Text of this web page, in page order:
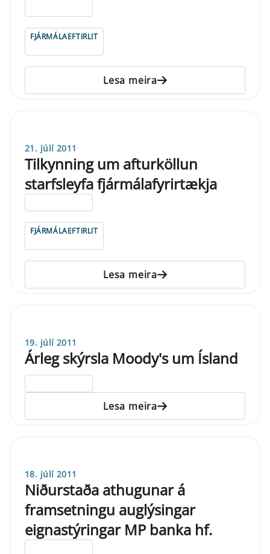
FJÁRMÁLAEFTIRLIT
Lesa meira
21. júlí 2011
Tilkynning um afturköllun
starfsleyfa fjármálafyrirtækja
FJÁRMÁLAEFTIRLIT
Lesa meira
19. júlí 2011
Árleg skýrsla Moody's um Ísland
Lesa meira
18. júlí 2011
Niðurstaða athugunar á
framsetningu auglýsingar
eignastýringar MP banka hf.